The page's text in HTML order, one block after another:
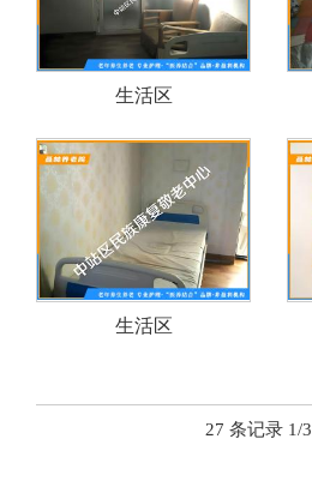
生活区
生活区
27 条记录 1/